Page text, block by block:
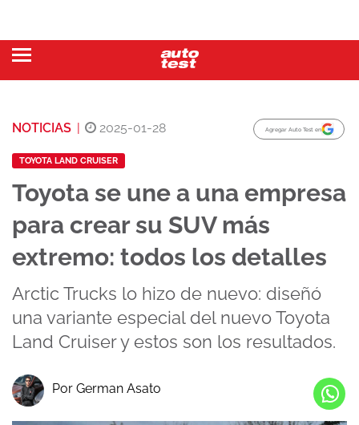
NOTICIAS | 2025-01-28 Agregar Auto Test en
TOYOTA LAND CRUISER
Toyota se une a una empresa
para crear su SUV más
extremo: todos los detalles
Arctic Trucks lo hizo de nuevo: diseñó
una variante especial del nuevo Toyota
Land Cruiser y estos son los resultados.
Por German Asato